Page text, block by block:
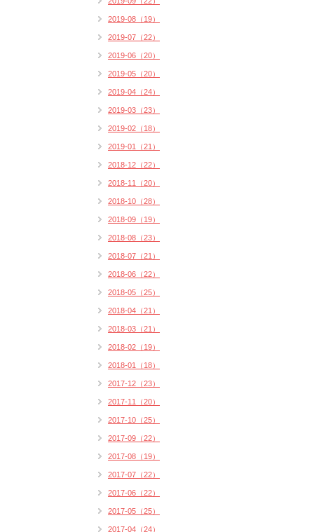
2019-08（19）
2019-07（22）
2019-06（20）
2019-05（20）
2019-04（24）
2019-03（23）
2019-02（18）
2019-01（21）
2018-12（22）
2018-11（20）
2018-10（28）
2018-09（19）
2018-08（23）
2018-07（21）
2018-06（22）
2018-05（25）
2018-04（21）
2018-03（21）
2018-02（19）
2018-01（18）
2017-12（23）
2017-11（20）
2017-10（25）
2017-09（22）
2017-08（19）
2017-07（22）
2017-06（22）
2017-05（25）
2017-04（24）